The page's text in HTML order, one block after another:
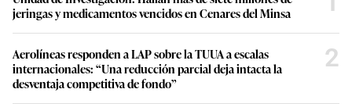
jeringas y medicamentos vencidos en Cenares del Minsa
Aerolíneas responden a LAP sobre la TUUA a escalas
internacionales: “Una reducción parcial deja intacta la
desventaja competitiva de fondo”
2